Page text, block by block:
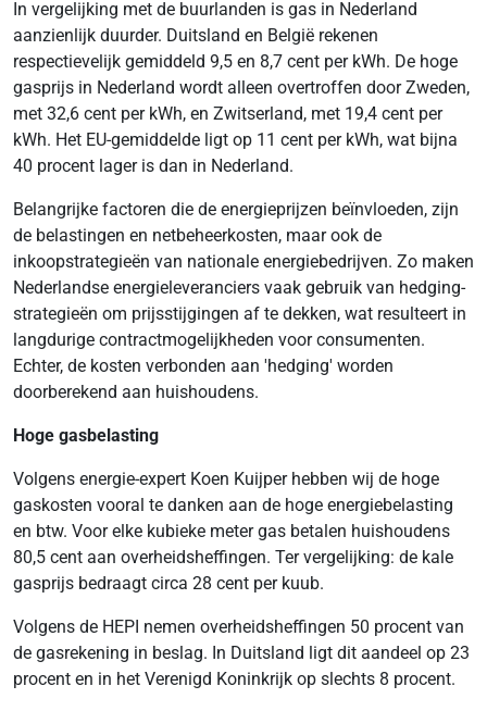
In vergelijking met de buurlanden is gas in Nederland
aanzienlijk duurder. Duitsland en België rekenen
respectievelijk gemiddeld 9,5 en 8,7 cent per kWh. De hoge
gasprijs in Nederland wordt alleen overtroffen door Zweden,
met 32,6 cent per kWh, en Zwitserland, met 19,4 cent per
kWh. Het EU-gemiddelde ligt op 11 cent per kWh, wat bijna
40 procent lager is dan in Nederland.
Belangrijke factoren die de energieprijzen beïnvloeden, zijn
de belastingen en netbeheerkosten, maar ook de
inkoopstrategieën van nationale energiebedrijven. Zo maken
Nederlandse energieleveranciers vaak gebruik van hedging-
strategieën om prijsstijgingen af te dekken, wat resulteert in
langdurige contractmogelijkheden voor consumenten.
Echter, de kosten verbonden aan 'hedging' worden
doorberekend aan huishoudens.
Hoge gasbelasting
Volgens energie-expert Koen Kuijper hebben wij de hoge
gaskosten vooral te danken aan de hoge energiebelasting
en btw. Voor elke kubieke meter gas betalen huishoudens
80,5 cent aan overheidsheffingen. Ter vergelijking: de kale
gasprijs bedraagt circa 28 cent per kuub.
Volgens de HEPI nemen overheidsheffingen 50 procent van
de gasrekening in beslag. In Duitsland ligt dit aandeel op 23
procent en in het Verenigd Koninkrijk op slechts 8 procent.